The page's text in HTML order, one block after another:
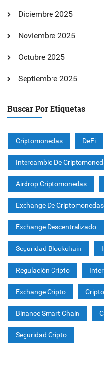
Diciembre 2025
Noviembre 2025
Octubre 2025
Septiembre 2025
Buscar Por Etiquetas
Criptomonedas DeFi
Intercambio De
Airdrop Criptomonedas
Exchange De Criptomonedas
Exchange Descentralizado
Seguridad Blockchain
Regulación Cripto
Exchange Cripto
Binance Smart Chain
Seguridad Cripto